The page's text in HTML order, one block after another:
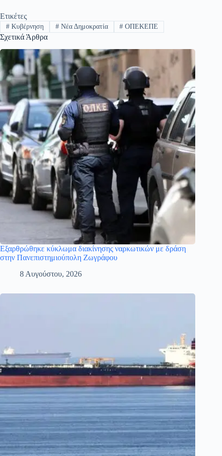
Ετικέτες
#Κυβέρνηση #Νέα Δημοκρατία # ΟΠΕΚΕΠΕ
Σχετικά Άρθρα
Εξαρθρώθηκε κύκλωμα διακίνησης ναρκωτικών με δράση
στην Πανεπιστημιούπολη Ζωγράφου
8 Αυγούστου, 2026